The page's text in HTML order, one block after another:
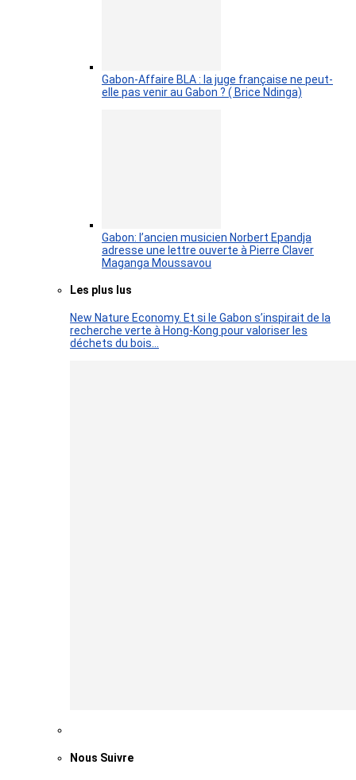
Gabon-Affaire BLA : la juge française ne peut-
elle pas venir au Gabon ? ( Brice Ndinga)
Gabon: l’ancien musicien Norbert Epandja
adresse une lettre ouverte à Pierre Claver
Maganga Moussavou
Les plus lus
New Nature Economy. Et si le Gabon s’inspirait de la
recherche verte à Hong-Kong pour valoriser les
déchets du bois…
Nous Suivre